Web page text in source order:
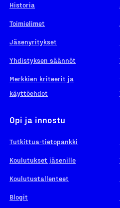
Historia
Toimielimet
Jäsenyritykset
Yhdistyksen säännöt
Merkkien kriteerit ja
käyttöehdot
Opi ja innostu
Tutkittua-tietopankki
Koulutukset jäsenille
Koulutustallenteet
Blogit